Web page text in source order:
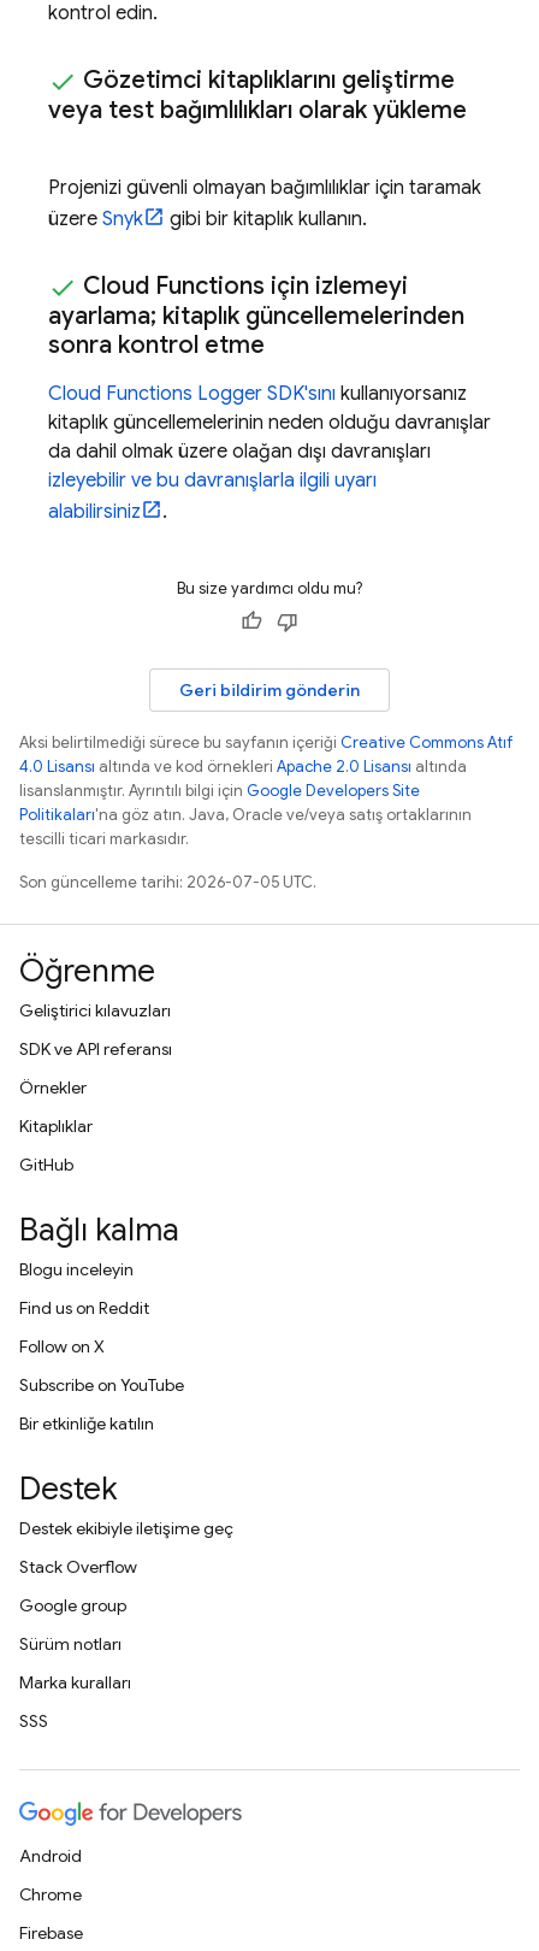
kontrol edin.
Gözetimci kitaplıklarını geliştirme
veya test bağımlılıkları olarak yükleme
Projenizi güvenli olmayan bağımlılıklar için taramak
üzere Snyk gibi bir kitaplık kullanın.
Cloud Functions için izlemeyi
ayarlama; kitaplık güncellemelerinden
sonra kontrol etme
Cloud Functions Logger SDK'sını kullanıyorsanız
kitaplık güncellemelerinin neden olduğu davranışlar
da dahil olmak üzere olağan dışı davranışları
izleyebilir ve bu davranışlarla ilgili uyarı
alabilirsiniz
.
Bu size yardımcı oldu mu?
Geri bildirim gönderin
Aksi belirtilmediği sürece bu sayfanın içeriği Creative Commons Atıf
4.0 Lisansı altında ve kod örnekleri Apache 2.0 Lisansı altında
lisanslanmıştır. Ayrıntılı bilgi için Google Developers Site
Politikaları'na göz atın. Java, Oracle ve/veya satış ortaklarının
tescilli ticari markasıdır.
Son güncelleme tarihi: 2026-07-05 UTC.
Öğrenme
Geliştirici kılavuzları
SDK ve API referansı
Örnekler
Kitaplıklar
GitHub
Bağlı kalma
Blogu inceleyin
Find us on Reddit
Follow on X
Subscribe on YouTube
Bir etkinliğe katılın
Destek
Destek ekibiyle iletişime geç
Stack Overflow
Google group
Sürüm notları
Marka kuralları
SSS
Android
Chrome
Firebase